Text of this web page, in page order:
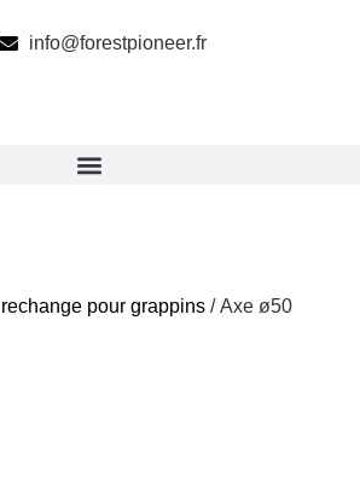
info@forestpioneer.fr
pour grappins / Axe ø50